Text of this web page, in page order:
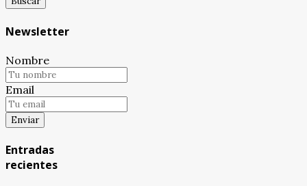
Newsletter
Nombre
Email
Entradas
recientes